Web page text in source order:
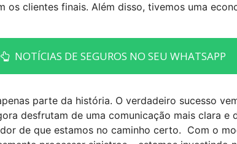
os clientes finais. Além disso, tivemos uma
NOTÍCIAS DE SEGUROS NO SEU WHATSAPP
parte da história. O verdadeiro sucesso
desfrutam de uma comunicação mais clara e
de que estamos no caminho certo. Com o